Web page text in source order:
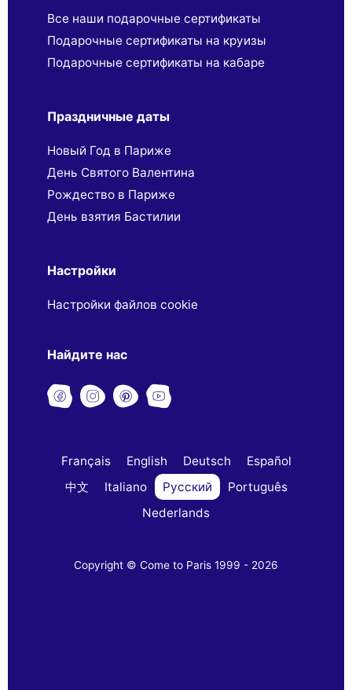
Все наши подарочные сертификаты
Подарочные сертификаты на круизы
Подарочные сертификаты на кабаре
Праздничные даты
Новый Год в Париже
День Святого Валентина
Рождество в Париже
День взятия Бастилии
Настройки
Настройки файлов cookie
Найдите нас
Français English Deutsch
Español
中文
Italiano Русский
Português
Nederlands
Copyright © Come to Paris 1999 - 2026